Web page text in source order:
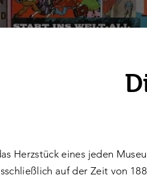
Herzstück eines jeden
auf der Zeit von